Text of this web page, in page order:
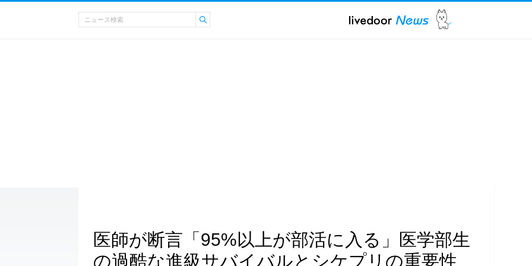
医師が断言「95%以上が部活に入る」医学部生
の過酷な進級サバイバルとシケプリの重要性